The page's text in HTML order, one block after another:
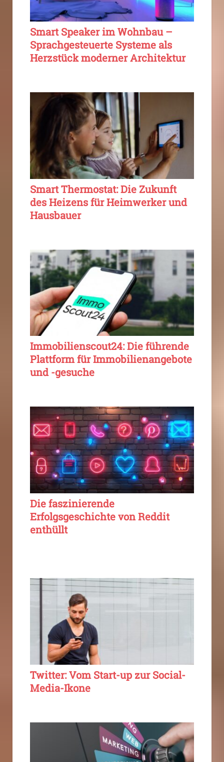
Smart Speaker im Wohnbau –
Sprachgesteuerte Systeme als
Herzstück moderner Architektur
Smart Thermostat: Die Zukunft
des Heizens für Heimwerker und
Hausbauer
Immobilienscout24: Die führende
Plattform für Immobilienangebote
und -gesuche
Die faszinierende
Erfolgsgeschichte von Reddit
enthüllt
Twitter: Vom Start-up zur Social-
Media-Ikone